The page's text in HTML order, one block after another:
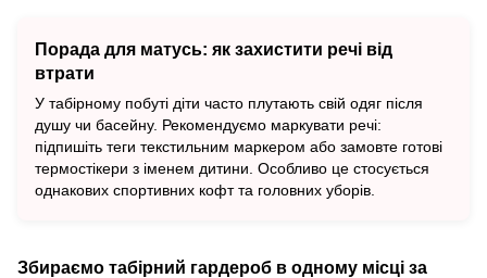
Порада для матусь: як захистити речі від
втрати
У табірному побуті діти часто плутають свій одяг після
душу чи басейну. Рекомендуємо маркувати речі:
підпишіть теги текстильним маркером або замовте готові
термостікери з іменем дитини. Особливо це стосується
однакових спортивних кофт та головних уборів.
Збираємо табірний гардероб в одному місці за